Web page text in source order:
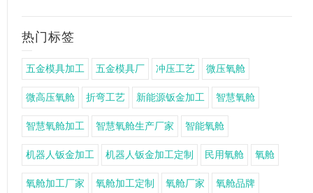
热门标签
五金模具加工 五金模具厂 冲压工艺 微压氧舱
微高压氧舱 折弯工艺 新能源钣金加工 智慧氧舱
智慧氧舱加工 智慧氧舱生产厂家 智能氧舱
机器人钣金加工 机器人钣金加工定制 民用氧舱 氧舱
氧舱加工厂家 氧舱加工定制 氧舱厂家 氧舱品牌